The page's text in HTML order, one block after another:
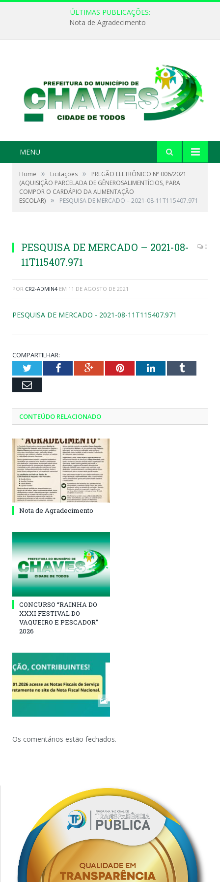
ÚLTIMAS PUBLICAÇÕES:
Nota de Agradecimento
MENU
Home » Licitações »
PREGÃO ELETRÔNICO Nº 006/2021
(AQUISIÇÃO PARCELADA DE GÊNEROSALIMENTÍCIOS, PARA
COMPOR O CARDÁPIO DA ALIMENTAÇÃO
ESCOLAR) » PESQUISA DE MERCADO – 2021-08-11T115407.971
PESQUISA DE MERCADO – 2021-08-
11T115407.971
0
POR CR2-ADMIN4 EM 11 DE AGOSTO DE 2021
PESQUISA DE MERCADO - 2021-08-11T115407.971
COMPARTILHAR:
TwitterFacebookGoogle+PinterestLinkedInTumblr
Email
CONTEÚDO RELACIONADO
Nota de Agradecimento
CONCURSO “RAINHA DO
XXXI FESTIVAL DO
VAQUEIRO E PESCADOR”
2026
Os comentários estão fechados.